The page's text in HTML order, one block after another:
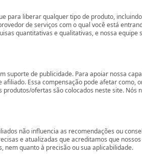
para liberar qualquer tipo de produto,
de serviços com o qual você está
quantitativas e qualitativas, e nossa
suporte de publicidade. Para apoiar nossa
Essa compensação pode afetar
ofertas são colocados neste site.
não influencia as recomendações ou
e atualizadas que acreditamos que
nem quanto à precisão ou sua aplicabilidade.